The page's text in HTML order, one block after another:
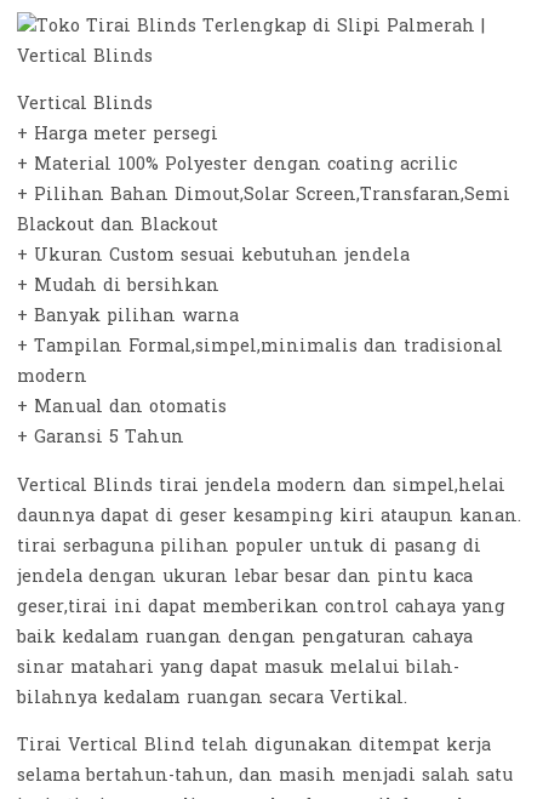
Vertical Blinds
+ Harga meter persegi
+ Material 100% Polyester dengan coating acrilic
+ Pilihan Bahan Dimout,Solar Screen,Transfaran,Semi
Blackout dan Blackout
+ Ukuran Custom sesuai kebutuhan jendela
+ Mudah di bersihkan
+ Banyak pilihan warna
+ Tampilan Formal,simpel,minimalis dan tradisional
modern
+ Manual dan otomatis
+ Garansi 5 Tahun
Vertical Blinds tirai jendela modern dan simpel,helai
daunnya dapat di geser kesamping kiri ataupun kanan.
tirai serbaguna pilihan populer untuk di pasang di
jendela dengan ukuran lebar besar dan pintu kaca
geser,tirai ini dapat memberikan control cahaya yang
baik kedalam ruangan dengan pengaturan cahaya
sinar matahari yang dapat masuk melalui bilah-
bilahnya kedalam ruangan secara Vertikal.
Tirai Vertical Blind telah digunakan ditempat kerja
selama bertahun-tahun, dan masih menjadi salah satu